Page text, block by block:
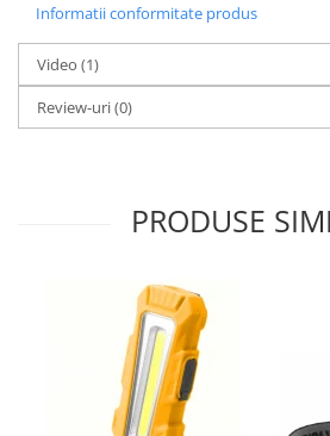
Informatii conformitate produs
Video (1)
Review-uri(0)
PRODUSE